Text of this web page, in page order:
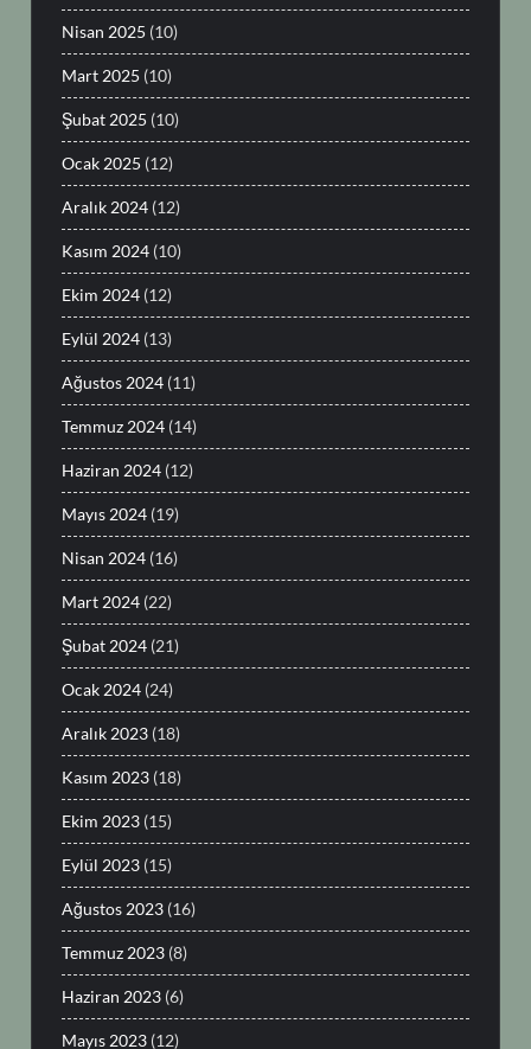
Nisan 2025 (10)
Mart 2025 (10)
Şubat 2025 (10)
Ocak 2025 (12)
Aralık 2024 (12)
Kasım 2024 (10)
Ekim 2024 (12)
Eylül 2024 (13)
Ağustos 2024 (11)
Temmuz 2024 (14)
Haziran 2024 (12)
Mayıs 2024 (19)
Nisan 2024 (16)
Mart 2024 (22)
Şubat 2024 (21)
Ocak 2024 (24)
Aralık 2023 (18)
Kasım 2023 (18)
Ekim 2023 (15)
Eylül 2023 (15)
Ağustos 2023 (16)
Temmuz 2023 (8)
Haziran 2023 (6)
Mayıs 2023 (12)